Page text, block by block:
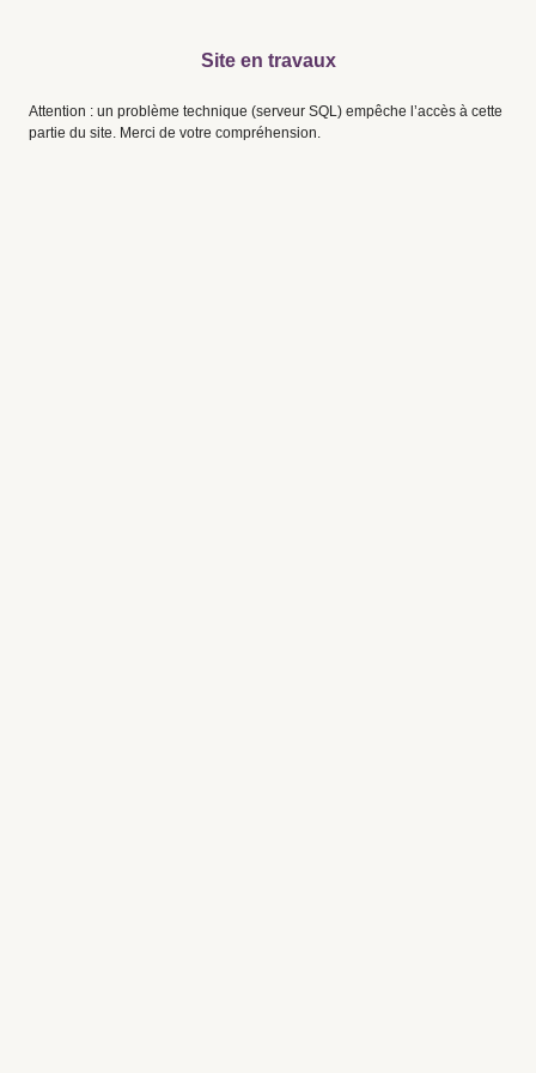
Site en travaux
Attention : un problème technique (serveur SQL) empêche l’accès à cette
partie du site. Merci de votre compréhension.